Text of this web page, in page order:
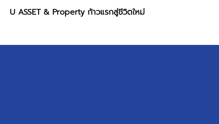
U ASSET & Property ก้าวแรกสู่ชีวิตใหม่